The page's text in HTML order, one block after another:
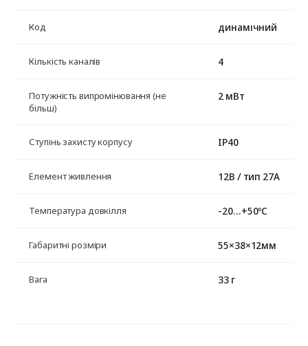
Код динамічний
Кількість каналів 4
Потужність випромінювання (не
більш)
2 мВт
Ступінь захисту корпусу IP40
Елемент живлення 12В / тип 27А
Температура довкілля -20…+50ºС
Габаритні розміри 55×38×12мм
Вага 33 г